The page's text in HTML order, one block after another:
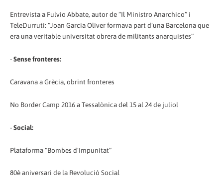
Entrevista a Fulvio Abbate, autor de “Il Ministro Anarchico” i
TeleDurruti: “Joan Garcia Oliver formava part d’una Barcelona que
era una veritable universitat obrera de militants anarquistes”
-Sense fronteres:
Caravana a Grècia, obrint fronteres
No Border Camp 2016 a Tessalònica del 15 al 24 de juliol
-Social:
Plataforma “Bombes d’Impunitat”
80è aniversari de la Revolució Social